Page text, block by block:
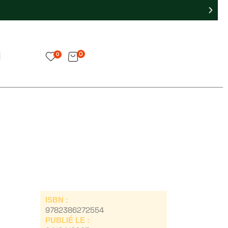
0 0
ISBN :
9782386272554
PUBLIÉ LE :